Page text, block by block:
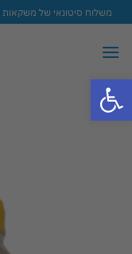
פתח סרגל נגישות
Skip
to
content
משלוח סיטונאי של משקאות לכל